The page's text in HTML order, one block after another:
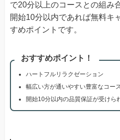
で20分以上のコースとの組み
開始10分以内であれば無料キ
すめポイントです。
おすすめポイント！
ハートフルリラクゼーション
幅広い方が通いやすい豊富なコー
開始10分以内の品質保証が受けら